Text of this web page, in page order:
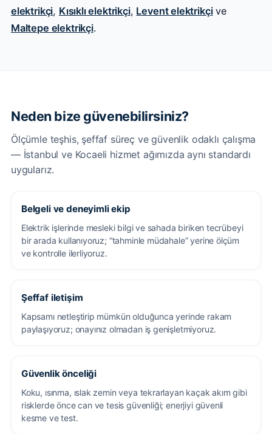
elektrikçi, Kısıklı elektrikçi, Levent elektrikçive
Maltepe elektrikçi.
Neden bize güvenebilirsiniz?
Ölçümle teşhis, şeffaf süreç ve güvenlik odaklı çalışma
— İstanbul ve Kocaeli hizmet ağımızda aynı standardı
uygularız.
Belgeli ve deneyimli ekip
Elektrik işlerinde mesleki bilgi ve sahada biriken tecrübeyi
bir arada kullanıyoruz; “tahminle müdahale” yerine ölçüm
ve kontrolle ilerliyoruz.
Şeffaf iletişim
Kapsamı netleştirip mümkün olduğunca yerinde rakam
paylaşıyoruz; onayınız olmadan iş genişletmiyoruz.
Güvenlik önceliği
Koku, ısınma, ıslak zemin veya tekrarlayan kaçak akım gibi
risklerde önce can ve tesis güvenliği; enerjiyi güvenli
kesme ve test.